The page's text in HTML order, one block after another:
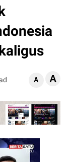
A A